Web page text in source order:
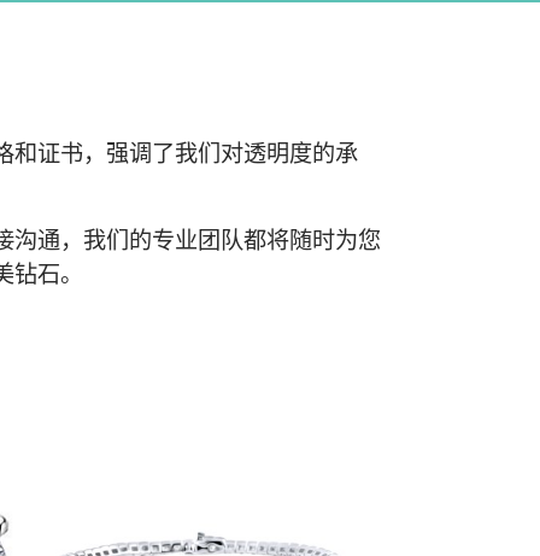
和证书，强调了我们对透明度的承
通，我们的专业团队都将随时为您
石。